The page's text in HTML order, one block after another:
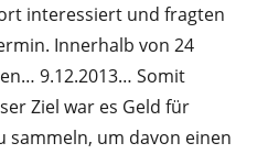
interessiert und fragten
Innerhalb von 24
9.12.2013… Somit
Ziel war es Geld für
sammeln, um davon einen